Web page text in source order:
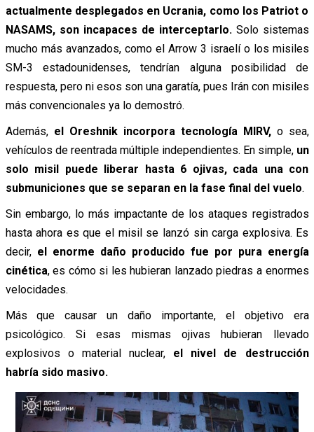
actualmente desplegados en Ucrania, como los Patriot o
NASAMS, son incapaces de interceptarlo.Solo sistemas
mucho más avanzados, como el Arrow 3 israelí o los misiles
SM-3 estadounidenses, tendrían alguna posibilidad de
respuesta, pero ni esos son una garatía, pues Irán con misiles
más convencionales ya lo demostró.
Además, el Oreshnik incorpora tecnología MIRV,o sea,
vehículos de reentrada múltiple independientes. En simple, un
solo misil puede liberar hasta 6 ojivas, cada una con
submuniciones que se separan en la fase final del vuelo.
Sin embargo, lo más impactante de los ataques registrados
hasta ahora es que el misil se lanzó sin carga explosiva. Es
decir,el enorme daño producido fue por pura energía
cinética, es cómo si les hubieran lanzado piedras a enormes
velocidades.
Más que causar un daño importante, el objetivo era
psicológico. Si esas mismas ojivas hubieran llevado
explosivos o material nuclear, el nivel de destrucción
habría sido masivo.